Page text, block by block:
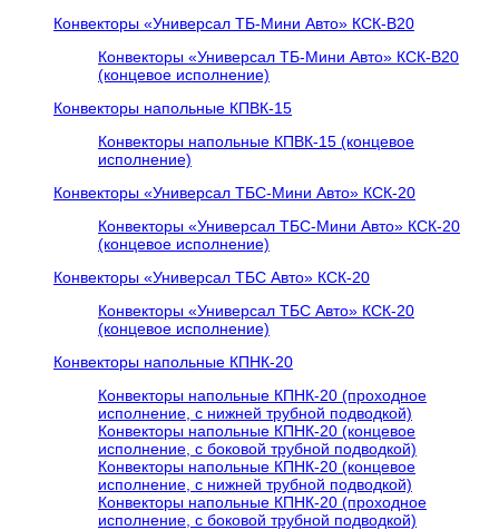
Конвекторы «Универсал ТБ-Мини Авто» КСК-В20
Конвекторы «Универсал ТБ-Мини Авто» КСК-В20
(концевое исполнение)
Конвекторы напольные КПВК-15
Конвекторы напольные КПВК-15 (концевое
исполнение)
Конвекторы «Универсал ТБC-Мини Авто» КСК-20
Конвекторы «Универсал ТБC-Мини Авто» КСК-20
(концевое исполнение)
Конвекторы «Универсал ТБC Авто» КСК-20
Конвекторы «Универсал ТБC Авто» КСК-20
(концевое исполнение)
Конвекторы напольные КПНК-20
Конвекторы напольные КПНК-20 (проходное
исполнение, с нижней трубной подводкой)
Конвекторы напольные КПНК-20 (концевое
исполнение, с боковой трубной подводкой)
Конвекторы напольные КПНК-20 (концевое
исполнение, с нижней трубной подводкой)
Конвекторы напольные КПНК-20 (проходное
исполнение, с боковой трубной подводкой)